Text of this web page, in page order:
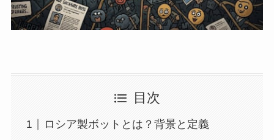
目次
ロシア製ボットとは？背景と定義